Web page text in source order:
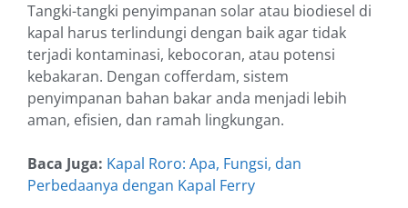
Tangki-tangki penyimpanan solar atau biodiesel di
kapal harus terlindungi dengan baik agar tidak
terjadi kontaminasi, kebocoran, atau potensi
kebakaran. Dengan cofferdam, sistem
penyimpanan bahan bakar anda menjadi lebih
aman, efisien, dan ramah lingkungan.
Baca Juga: Kapal Roro: Apa, Fungsi, dan
Perbedaanya dengan Kapal Ferry